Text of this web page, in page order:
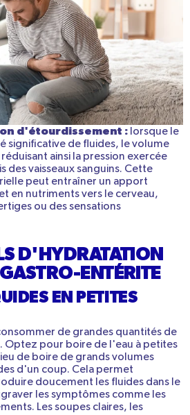
d'étourdissement : lorsque le
significative de fluides, le volume
ainsi la pression exercée
des vaisseaux sanguins. Cette
peut entraîner un apport
en nutriments vers le cerveau,
ou des sensations
D'HYDRATATION
ENTÉRITE
EN PETITES
de grandes quantités de
Optez pour boire de l'eau à petites
de boire de grands volumes
d'un coup. Cela permet
doucement les fluides dans le
les symptômes comme les
Les soupes claires, les